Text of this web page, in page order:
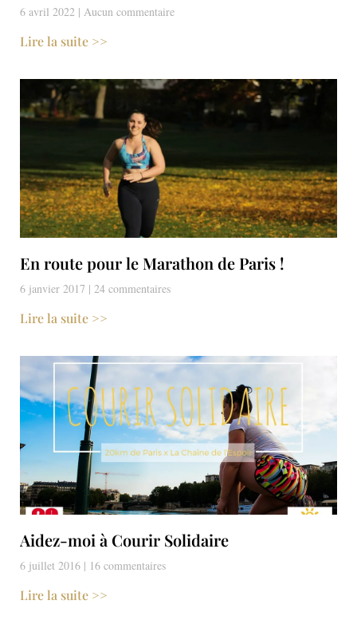
6 avril 2022 Aucun commentaire
Lire la suite >>
En route pour le Marathon de Paris !
6 janvier 2017 24 commentaires
Lire la suite >>
Aidez-moi à Courir Solidaire
6 juillet 2016 16 commentaires
Lire la suite >>